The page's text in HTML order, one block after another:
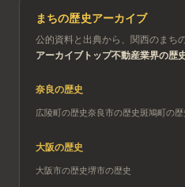
まちの歴史アーカイブ
公的資料と出典から、関西のまち
アーカイブトップ不動産業界の歴
奈良の歴史
広陵町の歴史奈良市の歴史斑鳩町の歴
大阪の歴史
大阪市の歴史堺市の歴史